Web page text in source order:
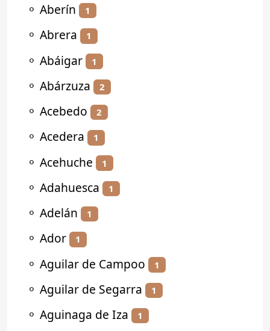
⚬ Aberín 1
⚬ Abrera 1
⚬ Abáigar 1
⚬ Abárzuza 2
⚬ Acebedo 2
⚬ Acedera 1
⚬ Acehuche 1
⚬ Adahuesca 1
⚬ Adelán 1
⚬ Ador 1
⚬ Aguilar de Campoo 1
⚬ Aguilar de Segarra 1
⚬ Aguinaga de Iza 1